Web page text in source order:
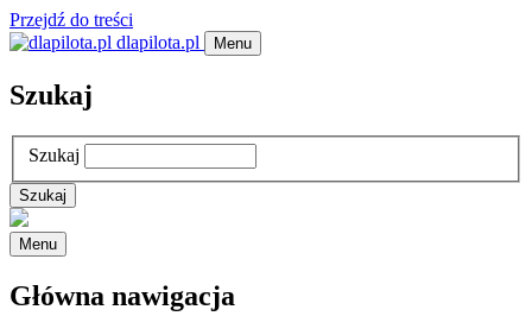
Przejdź do treści
dlapilota.pl
Menu
Szukaj
Szukaj
Menu
Główna nawigacja